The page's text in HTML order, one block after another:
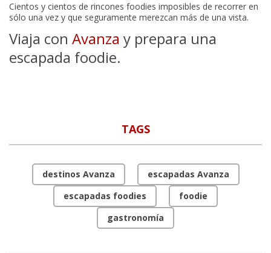
Cientos y cientos de rincones foodies imposibles de recorrer en
sólo una vez y que seguramente merezcan más de una vista.
Viaja con Avanza y prepara una
escapada foodie.
TAGS
destinos Avanza
escapadas Avanza
escapadas foodies
foodie
gastronomía